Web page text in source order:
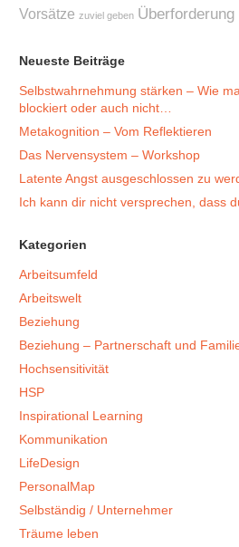
Vorsätze zuviel geben Überforderung
Neueste Beiträge
Selbstwahrnehmung stärken – Wie
blockiert oder auch nicht…
Metakognition – Vom Reflektieren
Das Nervensystem – Workshop
Latente Angst ausgeschlossen zu
Ich kann dir nicht versprechen, dass
Kategorien
Arbeitsumfeld
Arbeitswelt
Beziehung
Beziehung – Partnerschaft und
Hochsensitivität
HSP
Inspirational Learning
Kommunikation
LifeDesign
PersonalMap
Selbständig / Unternehmer
Träume leben